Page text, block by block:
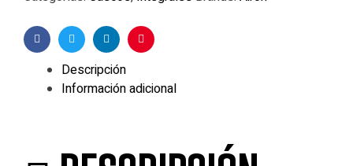
FacebookTwitterLinkedinPinterest
Descripción
Información adicional